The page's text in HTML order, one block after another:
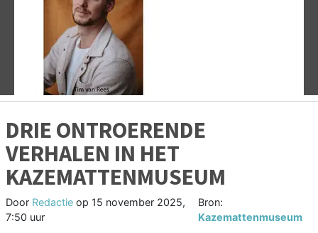
DRIE ONTROERENDE
VERHALEN IN HET
KAZEMATTENMUSEUM
Door Redactie op 15 november 2025,
7:50 uur
Bron:
Kazemattenmuseum